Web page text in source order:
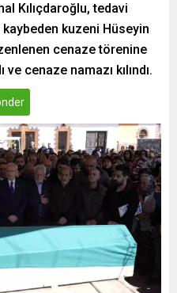
Kılıçdaroğlu, tedavi
kaybeden kuzeni Hüseyin
cenaze törenine
ve cenaze namazı kılındı.